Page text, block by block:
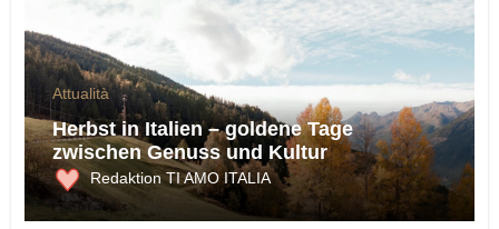
Attualità
Herbst in Italien – goldene Tage
zwischen Genuss und Kultur
Redaktion TI AMO ITALIA